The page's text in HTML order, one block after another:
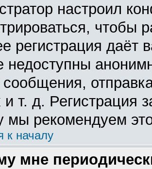
настроил
регистрация даёт
недоступны
и т. д. Регистрация
мы рекомендуем
к началу
мне